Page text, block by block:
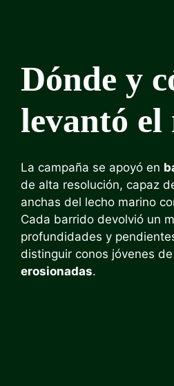
Dónde y
levantó el
La campaña se apoyó en
de alta resolución, capaz
anchas del lecho marino
Cada barrido devolvió un
profundidades y
distinguir conos jóvenes
erosionadas.